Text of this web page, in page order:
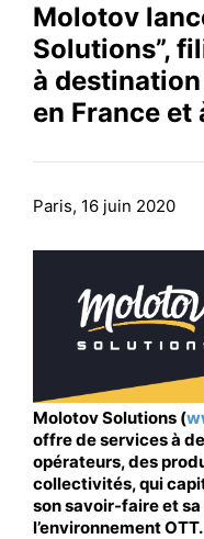
Molotov
Solutions”,
à
en France et
Paris, 16 juin 2020
Molotov Solutions (
offre de services à
opérateurs, des
collectivités, qui
son savoir-faire et
l’environnement OTT.